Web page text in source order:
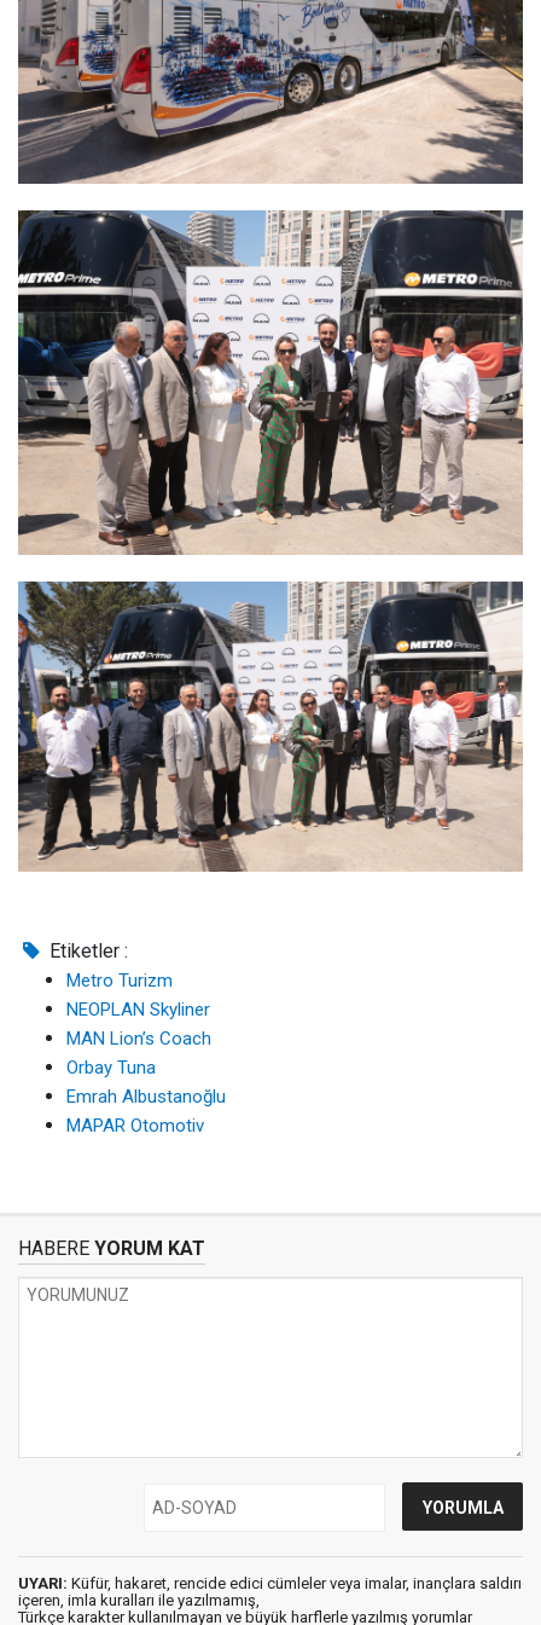
Etiketler :
Metro Turizm
NEOPLAN Skyliner
MAN Lion’s Coach
Orbay Tuna
Emrah Albustanoğlu
MAPAR Otomotiv
HABERE YORUM KAT
UYARI: Küfür, hakaret, rencide edici cümleler veya imalar, inançlara saldırı
içeren, imla kuralları ile yazılmamış,
Türkçe karakter kullanılmayan ve büyük harflerle yazılmış yorumlar